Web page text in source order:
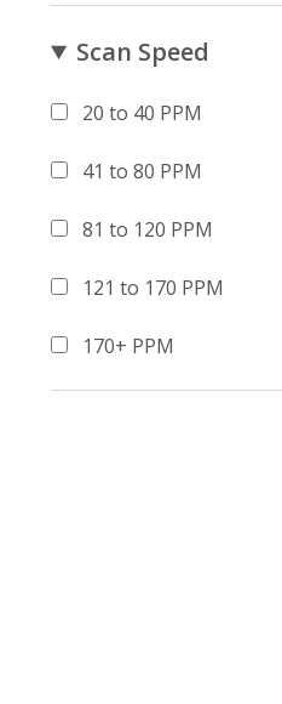
Scan Speed
20 to 40 PPM
41 to 80 PPM
81 to 120 PPM
121 to 170 PPM
170+ PPM